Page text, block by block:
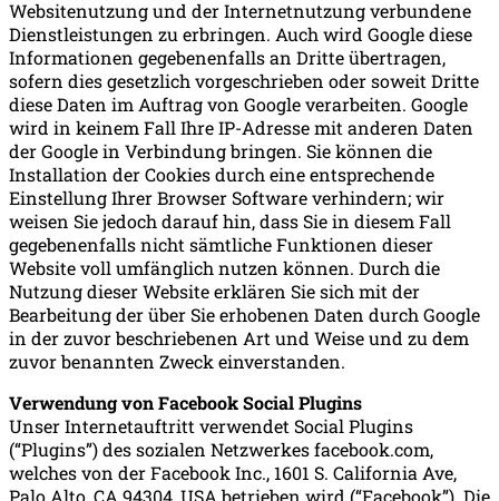
Websitenutzung und der Internetnutzung verbundene
Dienstleistungen zu erbringen. Auch wird Google diese
Informationen gegebenenfalls an Dritte übertragen,
sofern dies gesetzlich vorgeschrieben oder soweit Dritte
diese Daten im Auftrag von Google verarbeiten. Google
wird in keinem Fall Ihre IP-Adresse mit anderen Daten
der Google in Verbindung bringen. Sie können die
Installation der Cookies durch eine entsprechende
Einstellung Ihrer Browser Software verhindern; wir
weisen Sie jedoch darauf hin, dass Sie in diesem Fall
gegebenenfalls nicht sämtliche Funktionen dieser
Website voll umfänglich nutzen können. Durch die
Nutzung dieser Website erklären Sie sich mit der
Bearbeitung der über Sie erhobenen Daten durch Google
in der zuvor beschriebenen Art und Weise und zu dem
zuvor benannten Zweck einverstanden.
Verwendung von Facebook Social Plugins
Unser Internetauftritt verwendet Social Plugins
(“Plugins”) des sozialen Netzwerkes facebook.com,
welches von der Facebook Inc., 1601 S. California Ave,
Palo Alto, CA 94304, USA betrieben wird (“Facebook”). Die